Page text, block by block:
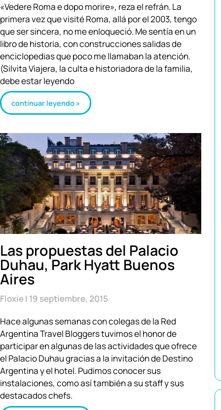
«Vedere Roma e dopo morire», reza el refrán. La
primera vez que visité Roma, allá por el 2003, tengo
que ser sincera, no me enloqueció. Me sentía en un
libro de historia, con construcciones salidas de
enciclopedias que poco me llamaban la atención.
(Silvita Viajera, la culta e historiadora de la familia,
debe estar leyendo
continuar leyendo »
Las propuestas del Palacio
Duhau, Park Hyatt Buenos
Aires
Floxie 19 septiembre, 2015
Hace algunas semanas con colegas de la Red
Argentina Travel Bloggers tuvimos el honor de
participar en algunas de las actividades que ofrece
el Palacio Duhau gracias a la invitación de Destino
Argentina y el hotel. Pudimos conocer sus
instalaciones, como así también a su staff y sus
destacados chefs.